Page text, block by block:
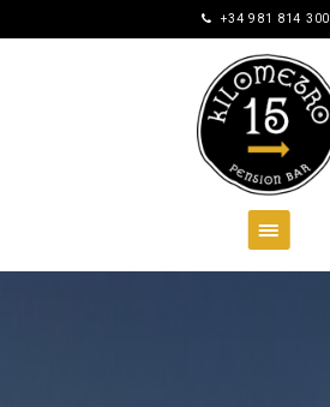
+34 981 814 300